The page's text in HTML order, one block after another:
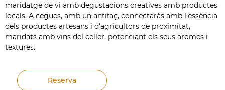
maridatge de vi amb degustacions creatives amb productes
locals. A cegues, amb un antifaç, connectaràs amb l'essència
dels productes artesans i d'agricultors de proximitat,
maridats amb vins del celler, potenciant els seus aromes i
textures.
Reserva